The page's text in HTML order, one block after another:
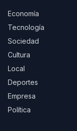
Economía
Tecnología
Sociedad
Cultura
Local
Deportes
Empresa
Política